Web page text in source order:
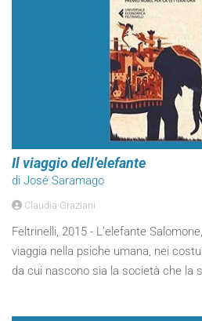
Il viaggio dell’elefante
di José Saramago
Claudia Graziani
Feltrinelli, 2015 - L’elefante
viaggia nella psiche umana, nei
da cui nascono sia la società che la